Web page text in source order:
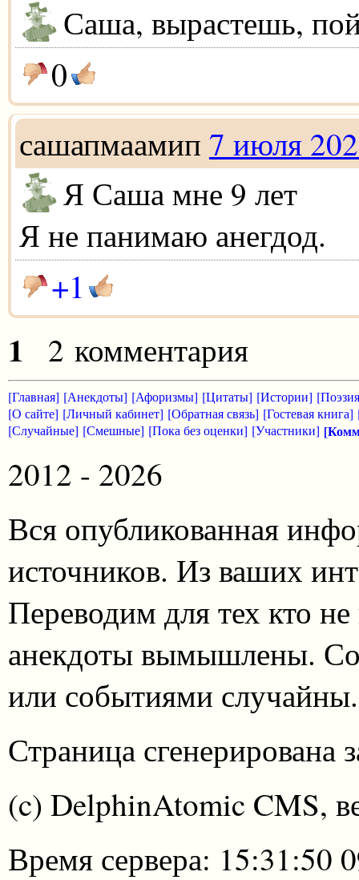
Саша, вырастешь,
0
сашапмаамип 7 июля
Я Саша мне 9 лет
Я не панимаю анегдод.
+1
1 2 комментария
[Главная] [Анекдоты] [Афоризмы] [Цитаты] [Истории]
[О сайте] [Личный кабинет] [Обратная связь] [Гостевая книга]
[Случайные] [Смешные] [Пока без оценки] [Участники]
2012 - 2026
Вся опубликованная
источников. Из ваших
Переводим для тех кто
анекдоты вымышлены.
или событиями случайны.
Страница сгенерирована
(c) DelphinAtomic CMS,
Время сервера: 15:31:50